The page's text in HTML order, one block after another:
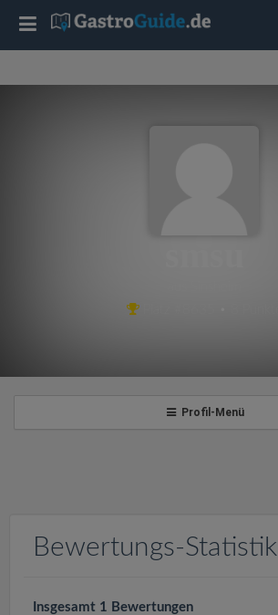
Platz #8635 • 8 Punkte
Profil-Menü
Bewertungs-Statistik
Insgesamt 1 Bewertungen
T
a
t